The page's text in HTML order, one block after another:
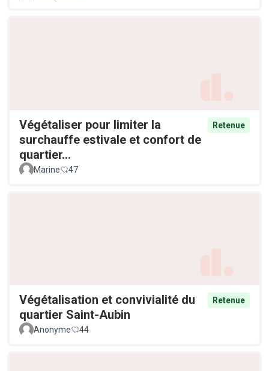
Végétaliser pour limiter la
surchauffe estivale et confort de
quartier...
Retenue
Marine 47
Végétalisation et convivialité du
quartier Saint-Aubin
Retenue
Anonyme 44